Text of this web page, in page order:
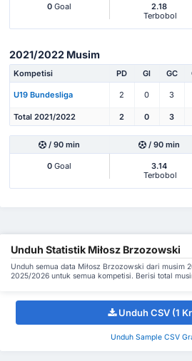
0 Goal
2.18
Terbobol
2021/2022 Musim
Kompetisi PD Gl GC
U19 Bundesliga 2 0 3
Total 2021/2022 2 0 3
/ 90 min / 90 min
0 Goal
3.14
Terbobol
Unduh Statistik Miłosz Brzozowski
Unduh semua data Miłosz Brzozowski dari musim
2025/2026 untuk semua kompetisi. Berisi total
Unduh CSV (1
Unduh Sample CSV